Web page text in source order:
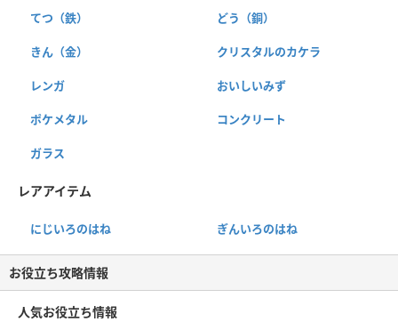
てつ（鉄） どう（銅）
きん（金） クリスタルのカケラ
レンガ おいしいみず
ポケメタル コンクリート
ガラス
レアアイテム
にじいろのはね ぎんいろのはね
お役立ち攻略情報
人気お役立ち情報